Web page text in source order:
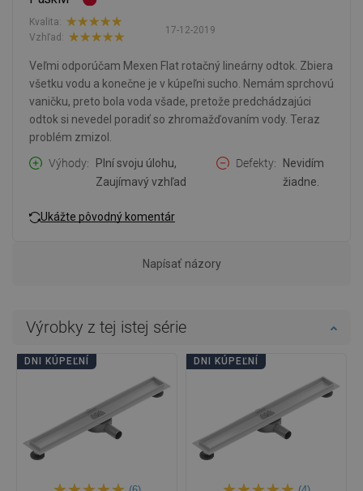
17-12-2019
Kvalita:
Vzhľad:
Veľmi odporúčam Mexen Flat rotačný lineárny odtok. Zbiera
všetku vodu a konečne je v kúpeľni sucho. Nemám sprchovú
vaničku, preto bola voda všade, pretože predchádzajúci
odtok si nevedel poradiť so zhromažďovaním vody. Teraz
problém zmizol.
Výhody
Plní svoju úlohu,
Zaujímavý vzhľad
Defekty
Nevidím
žiadne.
Ukážte pôvodný komentár
Napísať názory
Výrobky z tej istej série
DNI KÚPEĽNÍ DNI KÚPEĽNÍ